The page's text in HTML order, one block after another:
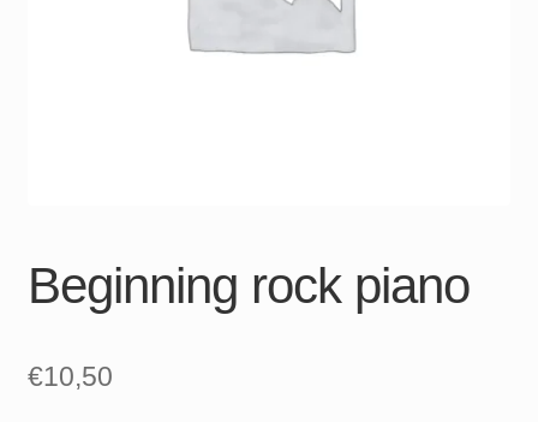
Beginning rock piano
€10,50